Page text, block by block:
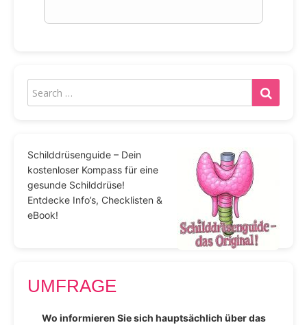
Schilddrüsenguide – Dein
kostenloser Kompass für eine
gesunde Schilddrüse!
Entdecke Info’s, Checklisten &
eBook!
UMFRAGE
Wo informieren Sie sich hauptsächlich über das